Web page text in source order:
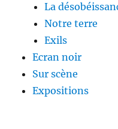
La
Notre terre
Exils
Ecran noir
Sur scène
Expositions